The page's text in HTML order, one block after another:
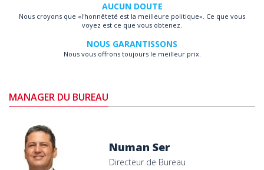
AUCUN DOUTE
Nous croyons que «l'honnêteté est la meilleure politique». Ce que vous
voyez est ce que vous obtenez.
NOUS GARANTISSONS
Nous vous offrons toujours le meilleur prix.
MANAGER DU BUREAU
Numan Ser
Directeur de Bureau